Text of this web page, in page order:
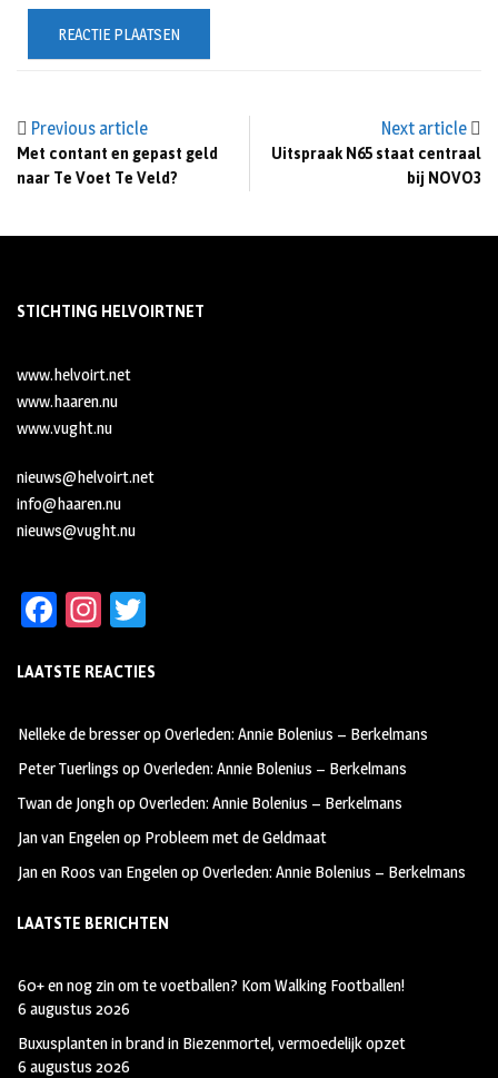
Previous article
Met contant en gepast geld
naar Te Voet Te Veld?
Next article
Uitspraak N65 staat centraal
bij NOVO3
STICHTING HELVOIRTNET
www.helvoirt.net
www.haaren.nu
www.vught.nu
nieuws@helvoirt.net
info@haaren.nu
nieuws@vught.nu
Fa
b
oo
k
In
ag
m
tt
LAATSTE REACTIES
Nelleke de bresseropOverleden: Annie Bolenius – Berkelmans
Peter Tuerlings opOverleden: Annie Bolenius – Berkelmans
Twan de JonghopOverleden: Annie Bolenius – Berkelmans
Jan van Engelenop Probleem met de Geldmaat
Jan en Roos van EngelenopOverleden: Annie Bolenius – Berkelmans
LAATSTE BERICHTEN
60+ en nog zin om te voetballen? Kom Walking Footballen!
6 augustus 2026
Buxusplanten in brand in Biezenmortel, vermoedelijk opzet
6 augustus 2026